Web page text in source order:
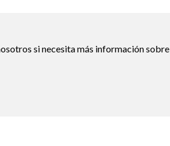
si necesita más información sobre